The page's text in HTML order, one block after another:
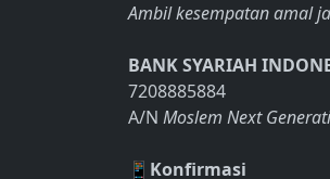
Ambil kesempatan amal
BANK SYARIAH
7208885884
A/N Moslem Next
📱Konfirmasi